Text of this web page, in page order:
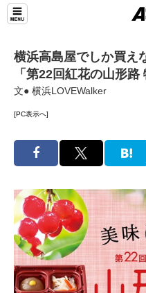
横浜高島屋でしか買
「第22回紅花の山形
文● 横浜LOVEWalker
[PC表示へ]